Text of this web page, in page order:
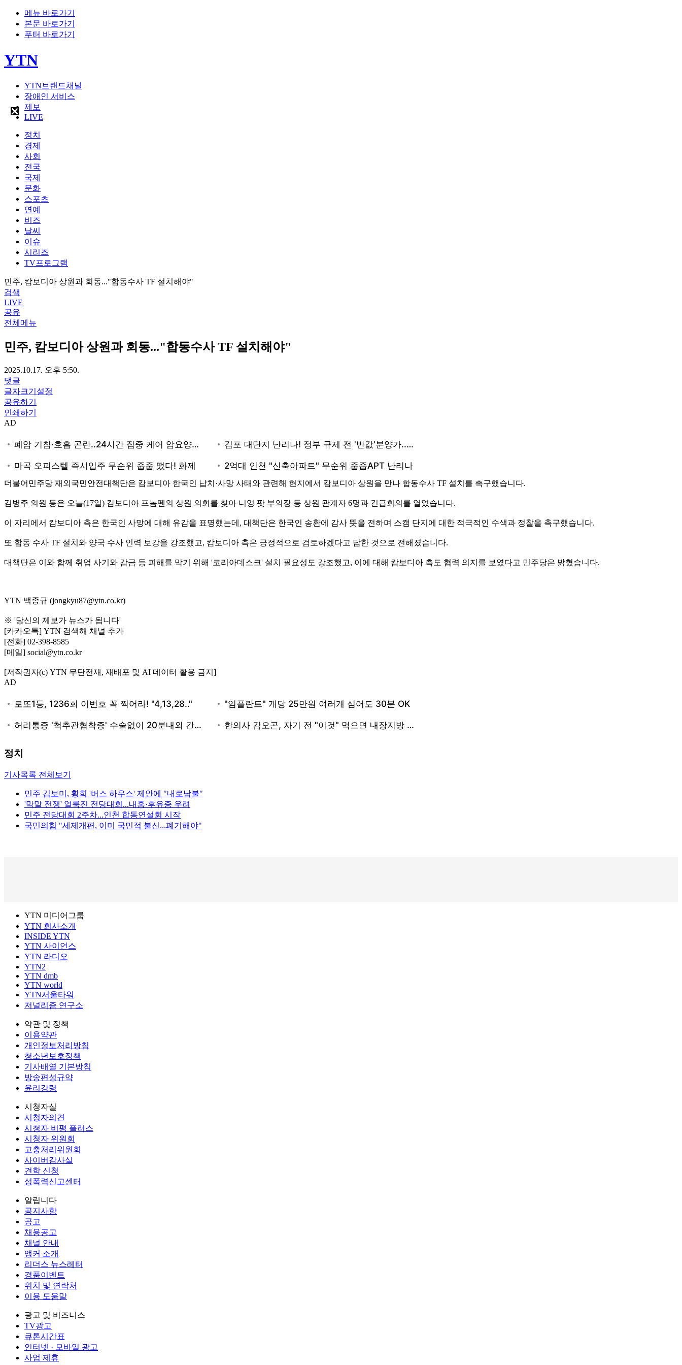
메뉴 바로가기
본문 바로가기
푸터 바로가기
YTN
YTN브랜드채널
장애인 서비스
제보
LIVE
정치
경제
사회
전국
국제
문화
스포츠
연예
비즈
날씨
이슈
시리즈
TV프로그램
민주, 캄보디아 상원과 회동..."합동수사 TF 설치해야"
검색
LIVE
공유
전체메뉴
민주, 캄보디아 상원과 회동..."합동수사 TF 설치해야"
2025.10.17. 오후 5:50.
댓글
글자크기설정
공유하기
인쇄하기
AD
더불어민주당 재외국민안전대책단은 캄보디아 한국인 납치·사망 사태와 관련해 현지에서 캄보디아 상원을 만나 합동수사 TF 설치를 촉구했습니다.
김병주 의원 등은 오늘(17일) 캄보디아 프놈펜의 상원 의회를 찾아 니엉 팟 부의장 등 상원 관계자 6명과 긴급회의를 열었습니다.
이 자리에서 캄보디아 측은 한국인 사망에 대해 유감을 표명했는데, 대책단은 한국인 송환에 감사 뜻을 전하며 스캠 단지에 대한 적극적인 수색과 정찰을 촉구했습니다.
또 합동 수사 TF 설치와 양국 수사 인력 보강을 강조했고, 캄보디아 측은 긍정적으로 검토하겠다고 답한 것으로 전해졌습니다.
대책단은 이와 함께 취업 사기와 감금 등 피해를 막기 위해 '코리아데스크' 설치 필요성도 강조했고, 이에 대해 캄보디아 측도 협력 의지를 보였다고 민주당은 밝혔습니다.
YTN 백종규 (jongkyu87@ytn.co.kr)
※ '당신의 제보가 뉴스가 됩니다'
[카카오톡] YTN 검색해 채널 추가
[전화] 02-398-8585
[메일] social@ytn.co.kr
[저작권자(c) YTN 무단전재, 재배포 및 AI 데이터 활용 금지]
AD
정치
기사목록 전체보기
민주 김보미, 황희 '버스 하우스' 제안에 "내로남불"
'막말 전쟁' 얼룩진 전당대회...내홍·후유증 우려
민주 전당대회 2주차...인천 합동연설회 시작
국민의힘 "세제개편, 이미 국민적 불신...폐기해야"
YTN 미디어그룹
YTN 회사소개
INSIDE YTN
YTN 사이언스
YTN 라디오
YTN2
YTN dmb
YTN world
YTN서울타워
저널리즘 연구소
약관 및 정책
이용약관
개인정보처리방침
청소년보호정책
기사배열 기본방침
방송편성규약
윤리강령
시청자실
시청자의견
시청자 비평 플러스
시청자 위원회
고충처리위원회
사이버감사실
견학 신청
성폭력신고센터
알립니다
공지사항
공고
채용공고
채널 안내
앵커 소개
리더스 뉴스레터
경품이벤트
위치 및 연락처
이용 도움말
광고 및 비즈니스
TV광고
큐톤시간표
인터넷 · 모바일 광고
사업 제휴